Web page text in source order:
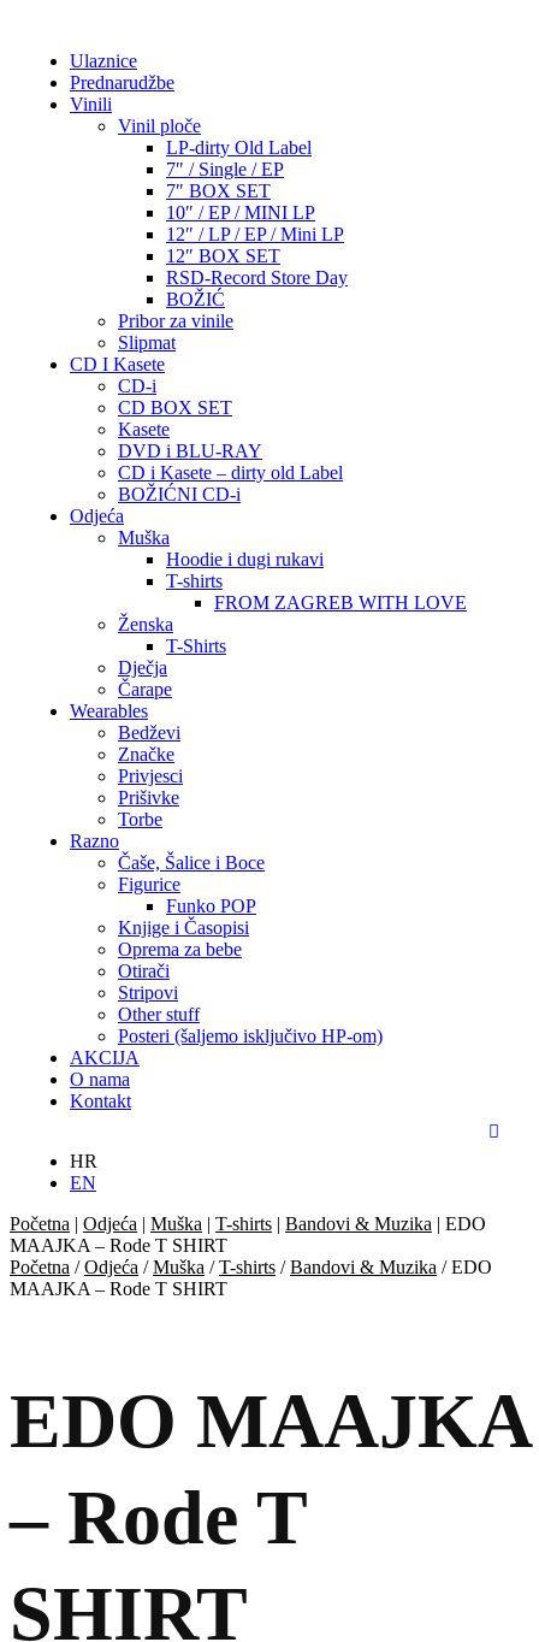
Ulaznice
Prednarudžbe
Vinili
Vinil ploče
LP-dirty Old Label
7″ / Single / EP
7″ BOX SET
10″ / EP / MINI LP
12″ / LP / EP / Mini LP
12″ BOX SET
RSD-Record Store Day
BOŽIĆ
Pribor za vinile
Slipmat
CD I Kasete
CD-i
CD BOX SET
Kasete
DVD i BLU-RAY
CD i Kasete – dirty old Label
BOŽIĆNI CD-i
Odjeća
Muška
Hoodie i dugi rukavi
T-shirts
FROM ZAGREB WITH LOVE
Ženska
T-Shirts
Dječja
Čarape
Wearables
Bedževi
Značke
Privjesci
Prišivke
Torbe
Razno
Čaše, Šalice i Boce
Figurice
Funko POP
Knjige i Časopisi
Oprema za bebe
Otirači
Stripovi
Other stuff
Posteri (šaljemo isključivo HP-om)
AKCIJA
O nama
Kontakt
HR
EN
Početna | Odjeća | Muška | T-shirts | Bandovi & Muzika | EDO
MAAJKA – Rode T SHIRT
Početna /Odjeća /Muška /T-shirts /Bandovi & Muzika / EDO
MAAJKA – Rode T SHIRT
EDO MAAJKA
– Rode T
SHIRT